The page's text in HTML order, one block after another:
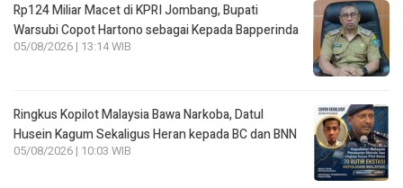
Rp124 Miliar Macet di KPRI Jombang, Bupati
Warsubi Copot Hartono sebagai Kepada Bapperinda
05/08/2026 | 13:14 WIB
Ringkus Kopilot Malaysia Bawa Narkoba, Datul
Husein Kagum Sekaligus Heran kepada BC dan BNN
05/08/2026 | 10:03 WIB